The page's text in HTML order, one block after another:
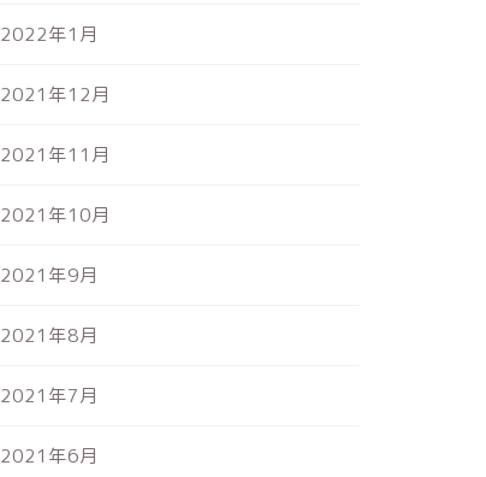
2022年1月
2021年12月
2021年11月
2021年10月
2021年9月
2021年8月
2021年7月
2021年6月